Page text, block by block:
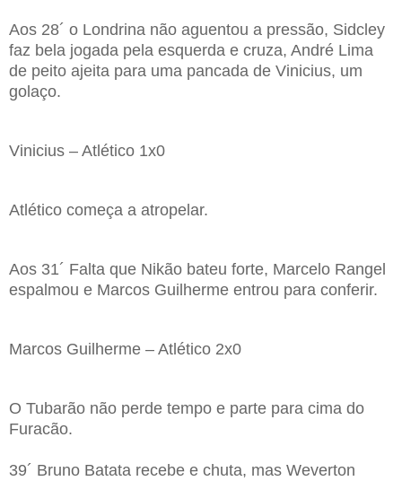
Aos 28´ o Londrina não aguentou a pressão, Sidcley
faz bela jogada pela esquerda e cruza, André Lima
de peito ajeita para uma pancada de Vinicius, um
golaço.
Vinicius – Atlético 1x0
Atlético começa a atropelar.
Aos 31´ Falta que Nikão bateu forte, Marcelo Rangel
espalmou e Marcos Guilherme entrou para conferir.
Marcos Guilherme – Atlético 2x0
O Tubarão não perde tempo e parte para cima do
Furacão.
39´ Bruno Batata recebe e chuta, mas Weverton